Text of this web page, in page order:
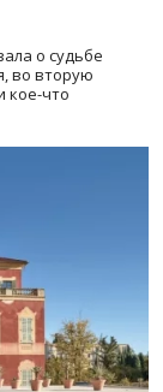
о судьбе
во вторую
кое-что